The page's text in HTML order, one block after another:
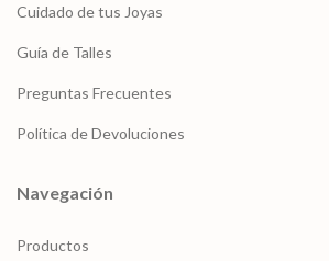
Cuidado de tus Joyas
Guía de Talles
Preguntas Frecuentes
Política de Devoluciones
Navegación
Productos